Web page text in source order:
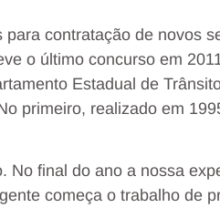
contratação de novos
o último concurso em
Estadual de
primeiro, realizado em
No final do ano a nossa
começa o trabalho de